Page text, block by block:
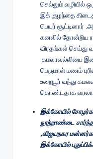
செல்லும் வழியில்
இக் குழந்தை
பெயர் சூட்டினார்
கனவில் தோன்றிய
விரதங்கள் செய்து
கமலாவல்லியை
பெருமாள் மணம்
உறையூர் வந்து
கொண்டதாக வரலாறு
இக்கோயில்
நூற்றாண்டை
,விஜயநகர
இக்கோயில்